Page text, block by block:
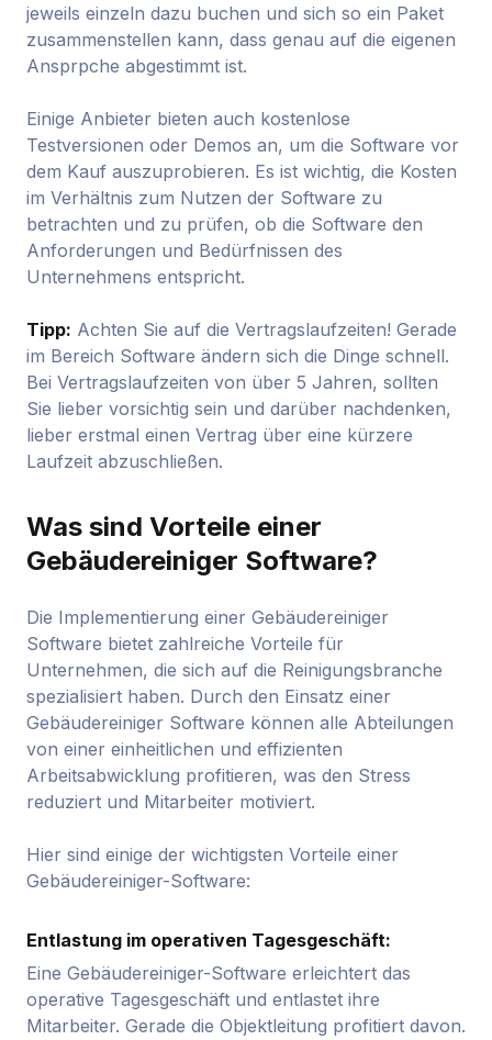
jeweils einzeln dazu buchen und sich so ein Paket
zusammenstellen kann, dass genau auf die eigenen
Ansprpche abgestimmt ist.
Einige Anbieter bieten auch kostenlose
Testversionen oder Demos an, um die Software vor
dem Kauf auszuprobieren. Es ist wichtig, die Kosten
im Verhältnis zum Nutzen der Software zu
betrachten und zu prüfen, ob die Software den
Anforderungen und Bedürfnissen des
Unternehmens entspricht.
Tipp: Achten Sie auf die Vertragslaufzeiten! Gerade
im Bereich Software ändern sich die Dinge schnell.
Bei Vertragslaufzeiten von über 5 Jahren, sollten
Sie lieber vorsichtig sein und darüber nachdenken,
lieber erstmal einen Vertrag über eine kürzere
Laufzeit abzuschließen.
Was sind Vorteile einer
Gebäudereiniger Software?
Die Implementierung einer Gebäudereiniger
Software bietet zahlreiche Vorteile für
Unternehmen, die sich auf die Reinigungsbranche
spezialisiert haben. Durch den Einsatz einer
Gebäudereiniger Software können alle Abteilungen
von einer einheitlichen und effizienten
Arbeitsabwicklung profitieren, was den Stress
reduziert und Mitarbeiter motiviert.
Hier sind einige der wichtigsten Vorteile einer
Gebäudereiniger-Software:
Entlastung im operativen Tagesgeschäft:
Eine Gebäudereiniger-Software erleichtert das
operative Tagesgeschäft und entlastet ihre
Mitarbeiter. Gerade die Objektleitung profitiert davon.